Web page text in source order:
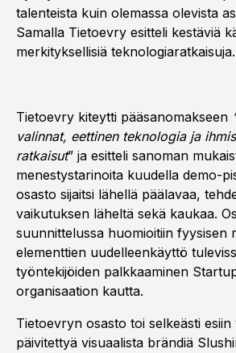
talenteista kuin olemassa olevista
Samalla Tietoevry esitteli kestäviä
merkityksellisiä teknologiaratkaisuja.
Tietoevry kiteytti pääsanomakseen
valinnat, eettinen teknologia ja
ratkaisut” ja esitteli sanoman
menestystarinoita kuudella demo-
osasto sijaitsi lähellä päälavaa,
vaikutuksen läheltä sekä kaukaa.
suunnittelussa huomioitiin fyysisen
elementtien uudelleenkäyttö
työntekijöiden palkkaaminen
organisaation kautta.
Tietoevryn osasto toi selkeästi
päivitettyä visuaalista brändiä